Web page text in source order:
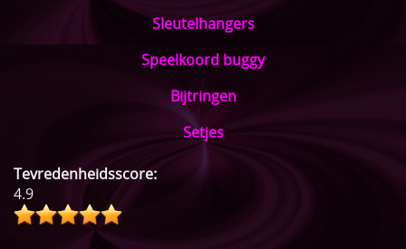
Sleutelhangers
Speelkoord buggy
Bijtringen
Setjes
Tevredenheidsscore:
4.9